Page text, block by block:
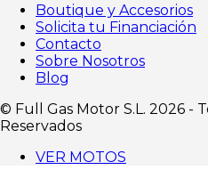
Boutique y Accesorios
Solicita tu Financiación
Contacto
Sobre Nosotros
Blog
©️ Full Gas Motor S.L. 2026 -
Reservados
VER MOTOS